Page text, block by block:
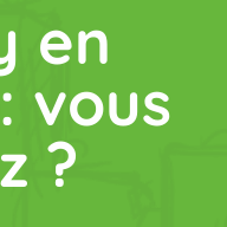
en
vous
?